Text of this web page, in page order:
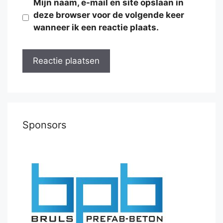
Mijn naam, e-mail en site opslaan in
deze browser voor de volgende keer
wanneer ik een reactie plaats.
Sponsors